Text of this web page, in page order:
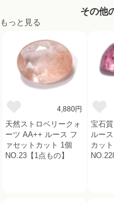
その他
もっと見る
4,880円
天然ストロベリークォ
ーツ AA++ ルース フ
ァセットカット 1個
NO.23【1点もの】
宝石
ルー
カッ